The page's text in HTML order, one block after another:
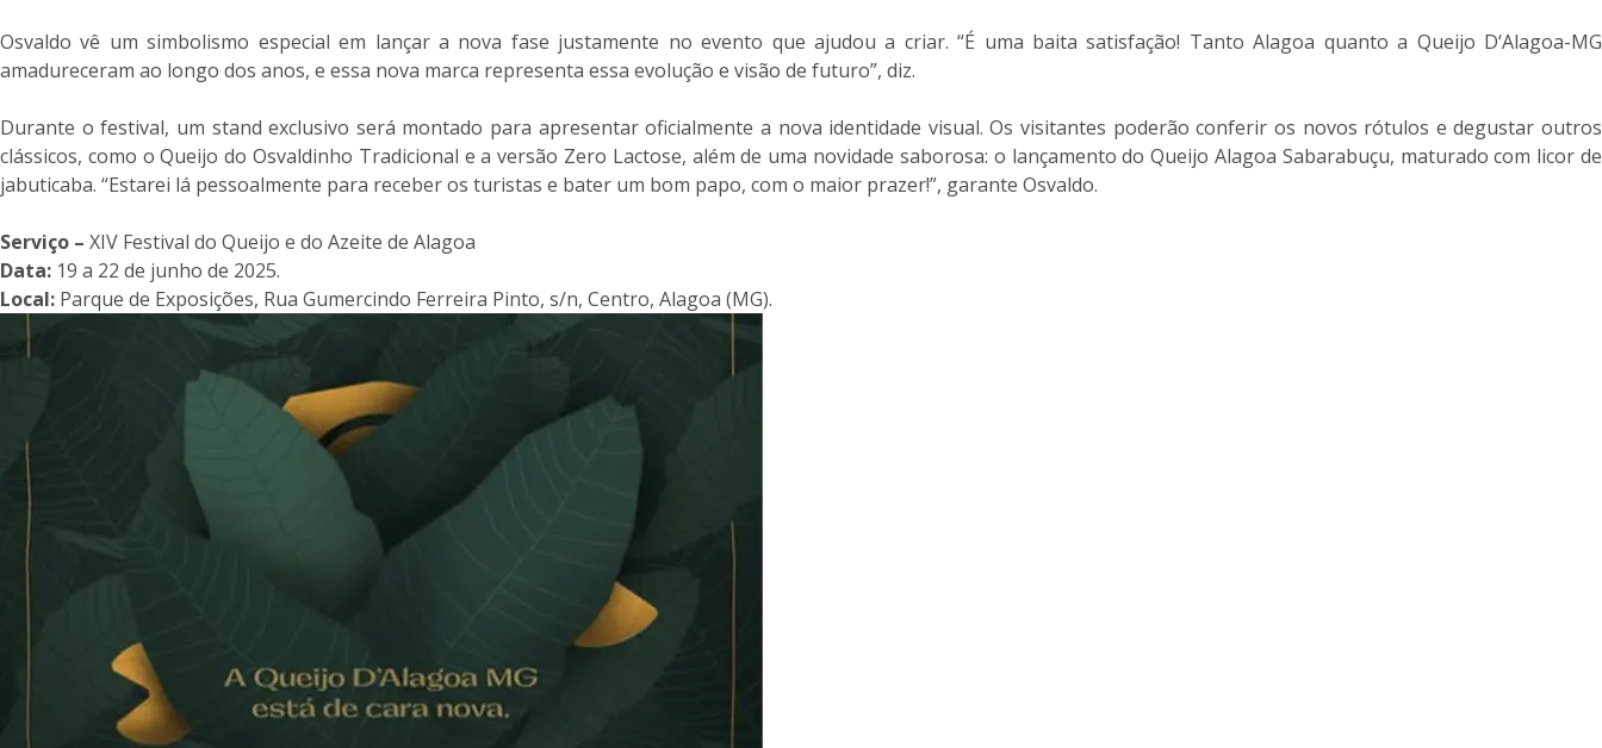
Osvaldo vê um simbolismo especial em lançar a nova fase justamente no evento que ajudou a criar. “É uma baita satisfação! Tanto Alagoa quanto a Queijo D‘Alagoa-MG
amadureceram ao longo dos anos, e essa nova marca representa essa evolução e visão de futuro”, diz.
Durante o festival, um stand exclusivo será montado para apresentar oficialmente a nova identidade visual. Os visitantes poderão conferir os novos rótulos e degustar outros
clássicos, como o Queijo do Osvaldinho Tradicional e a versão Zero Lactose, além de uma novidade saborosa: o lançamento do Queijo Alagoa Sabarabuçu, maturado com licor de
jabuticaba. “Estarei lá pessoalmente para receber os turistas e bater um bom papo, com o maior prazer!”, garante Osvaldo.
Serviço – XIV Festival do Queijo e do Azeite de Alagoa
Data: 19 a 22 de junho de 2025.
Local: Parque de Exposições, Rua Gumercindo Ferreira Pinto, s/n, Centro, Alagoa (MG).